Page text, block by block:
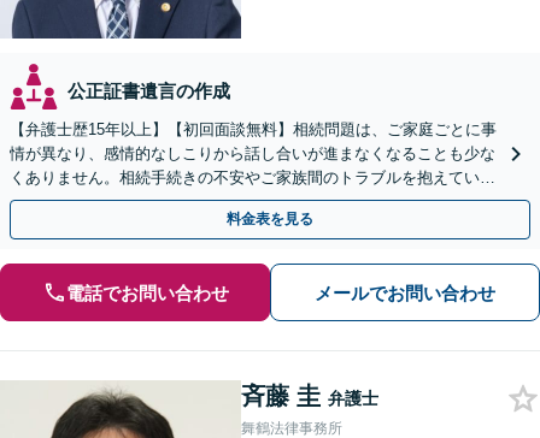
公正証書遺言の作成
【弁護士歴15年以上】【初回面談無料】相続問題は、ご家庭ごとに事
情が異なり、感情的なしこりから話し合いが進まなくなることも少な
くありません。相続手続きの不安やご家族間のトラブルを抱えている
方は、おひとりで悩まず、当事務所へご相談ください。
料金表を見る
電話でお問い合わせ メールでお問い合わせ
斉藤 圭 弁護士
舞鶴法律事務所